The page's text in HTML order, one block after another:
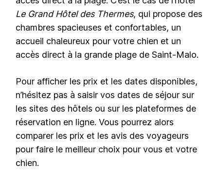
Le Grand Hôtel des Thermes, qui propose des
chambres spacieuses et confortables, un
accueil chaleureux pour votre chien et un
accès direct à la grande plage de Saint-Malo.
Pour afficher les prix et les dates disponibles,
n’hésitez pas à saisir vos dates de séjour sur
les sites des hôtels ou sur les plateformes de
réservation en ligne. Vous pourrez alors
comparer les prix et les avis des voyageurs
pour faire le meilleur choix pour vous et votre
chien.